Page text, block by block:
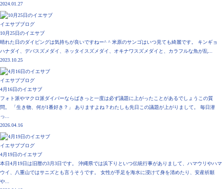
2024.01.27
イエサブブログ
10月25日のイエサブ
晴れた日のダイビングは気持ちが良いですねー^ ^ 米原のサンゴはいつ見ても綺麗です。 キンギョ
ハナダイ、デバスズメダイ、ネッタイスズメダイ、オキナワスズメダイと、カラフルな魚が乱...
2023.10.25
イエサブブログ
4月16日のイエサブ
フォト派やマクロ派ダイバーならばきっと一度は必ず議題に上がったことがあるでしょうこの質
問。 「生き物、何が1番好き？」 ありますよね？わたしも先日この議題が上がりまして。 毎日潜
っ...
2026.04.16
イエサブブログ
4月19日のイエサブ
本日4月19日は旧暦の3月3日です。 沖縄県では浜下りといつ伝統行事がありまして、ハマウリやハマ
ウイ、八重山ではサニズとも言うそうです。 女性が手足を海水に浸けて身を清めたり、安産祈願
や...